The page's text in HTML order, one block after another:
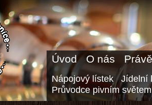
Úvod O nás
Nápojový lístek
Jídelní
Průvodce pivním světem